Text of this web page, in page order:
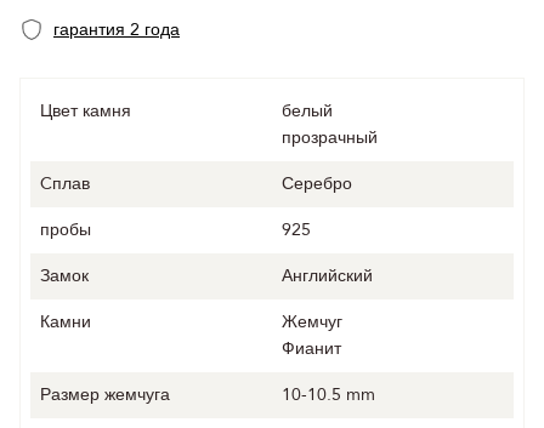
гарантия 2 года
Цвет камня
белый
прозрачный
Cплав
Серебро
пробы
925
Замок
Английский
Камни
Жемчуг
Фианит
Размер жемчуга
10-10.5 mm